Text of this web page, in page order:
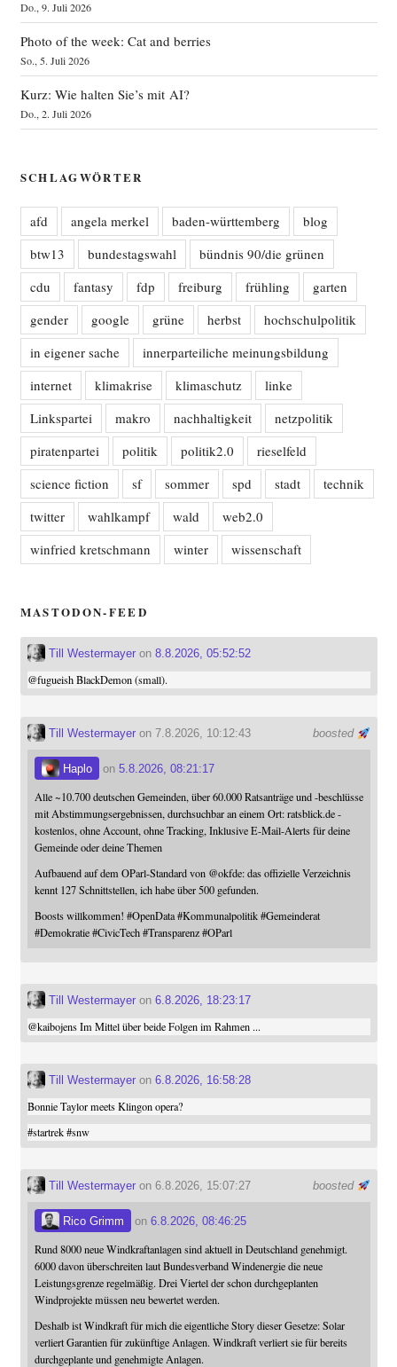
Do., 9. Juli 2026
Photo of the week: Cat and berries
So., 5. Juli 2026
Kurz: Wie halten Sie’s mit AI?
Do., 2. Juli 2026
SCHLAGWÖRTER
afd angela merkel baden-württemberg
blog
btw13
bundestagswahl
bündnis 90/die grünen
cdu
fantasy fdp freiburg frühling
garten
gender
google grüne herbst
hochschulpolitik
in eigener sache
innerparteiliche meinungsbildung
internet
klimakrise klimaschutz
linke
Linkspartei
makro nachhaltigkeit
netzpolitik
piratenpartei
politik politik2.0
rieselfeld
science fiction
sf sommer spd stadt
technik
twitter
wahlkampf wald
web2.0
winfried kretschmann
winter wissenschaft
MASTODON-FEED
Till Westermayeron 8.8.2026, 05:52:52
@fugueishBlackDemon (small).
boosted
Till Westermayeron 7.8.2026, 10:12:43
Haplo on 5.8.2026, 08:21:17
Alle ~10.700 deutschen Gemeinden, über 60.000 Ratsanträge und -beschlüsse
mit Abstimmungsergebnissen, durchsuchbar an einem Ort: ratsblick.de -
kostenlos, ohne Account, ohne Tracking, Inklusive E-Mail-Alerts für deine
Gemeinde oder deine Themen
Aufbauend auf dem OParl-Standard von @okfde: das offizielle Verzeichnis
kennt 127 Schnittstellen, ich habe über 500 gefunden.
Boosts willkommen! #OpenData #Kommunalpolitik #Gemeinderat
#Demokratie #CivicTech #Transparenz #OParl
Till Westermayeron 6.8.2026, 18:23:17
@kaibojensIm Mittel über beide Folgen im Rahmen ...
Till Westermayeron 6.8.2026, 16:58:28
Bonnie Taylor meets Klingon opera?
#startrek #snw
boosted
Till Westermayeron 6.8.2026, 15:07:27
Rico Grimm on 6.8.2026, 08:46:25
Rund 8000 neue Windkraftanlagen sind aktuell in Deutschland genehmigt.
6000 davon überschreiten laut Bundesverband Windenergie die neue
Leistungsgrenze regelmäßig. Drei Viertel der schon durchgeplanten
Windprojekte müssen neu bewertet werden.
Deshalb ist Windkraft für mich die eigentliche Story dieser Gesetze: Solar
verliert Garantien für zukünftige Anlagen. Windkraft verliert sie für bereits
durchgeplante und genehmigte Anlagen.